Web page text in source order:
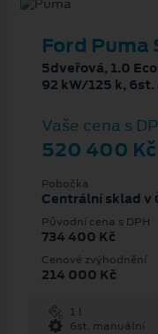
Ford Puma
5dveřová, 1.0
92 kW/125 k,
Vaše cena s
520 400 Kč
Pobočka
Centrální sklad v
Původní cena s DPH
734 400 Kč
Cenové zvýhodnění
214 000 Kč
1 l
6st. manuální